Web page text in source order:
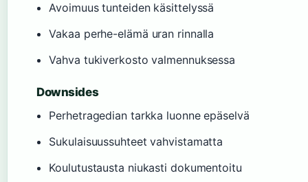
Avoimuus tunteiden käsittelyssä
Vakaa perhe-elämä uran rinnalla
Vahva tukiverkosto valmennuksessa
Downsides
Perhetragedian tarkka luonne epäselvä
Sukulaisuussuhteet vahvistamatta
Koulutustausta niukasti dokumentoitu